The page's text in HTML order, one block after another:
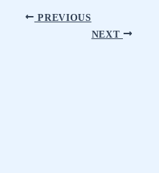
PREVIOUS
NEXT